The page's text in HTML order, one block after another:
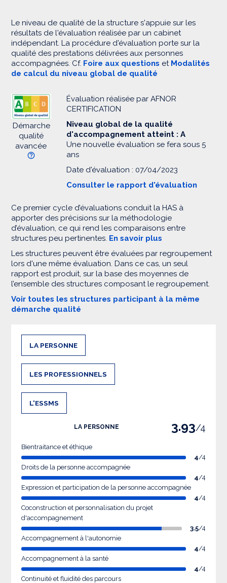
Le niveau de qualité de la structure s'appuie sur les
résultats de l'évaluation réalisée par un cabinet
indépendant. La procédure d'évaluation porte sur la
qualité des prestations délivrées aux personnes
accompagnées. Cf. Foire aux questions et Modalités
de calcul du niveau global de qualité
Démarche
qualité
avancée
Évaluation réalisée par AFNOR
CERTIFICATION
Niveau global de la qualité
d'accompagnement atteint : A
Une nouvelle évaluation se fera sous 5
ans
Date d'évaluation : 07/04/2023
Consulter le rapport d'évaluation
Ce premier cycle d’évaluations conduit la HAS à
apporter des précisions sur la méthodologie
d’évaluation, ce qui rend les comparaisons entre
structures peu pertinentes. En savoir plus
Les structures peuvent être évaluées par regroupement
lors d'une même évaluation. Dans ce cas, un seul
rapport est produit, sur la base des moyennes de
l’ensemble des structures composant le regroupement.
Voir toutes les structures participant à la même
démarche qualité
LA PERSONNE
LES PROFESSIONNELS
L'ESSMS
LA PERSONNE 3.93/4
Bientraitance et éthique
4/4
Droits de la personne accompagnée
4/4
Expression et participation de la personne accompagnée
4/4
Coconstruction et personnalisation du projet
d'accompagnement
3.5/4
Accompagnement à l'autonomie
4/4
Accompagnement à la santé
4/4
Continuité et fluidité des parcours